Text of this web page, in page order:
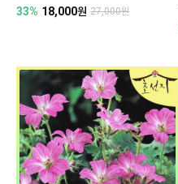
33% 18,000원 27,000원